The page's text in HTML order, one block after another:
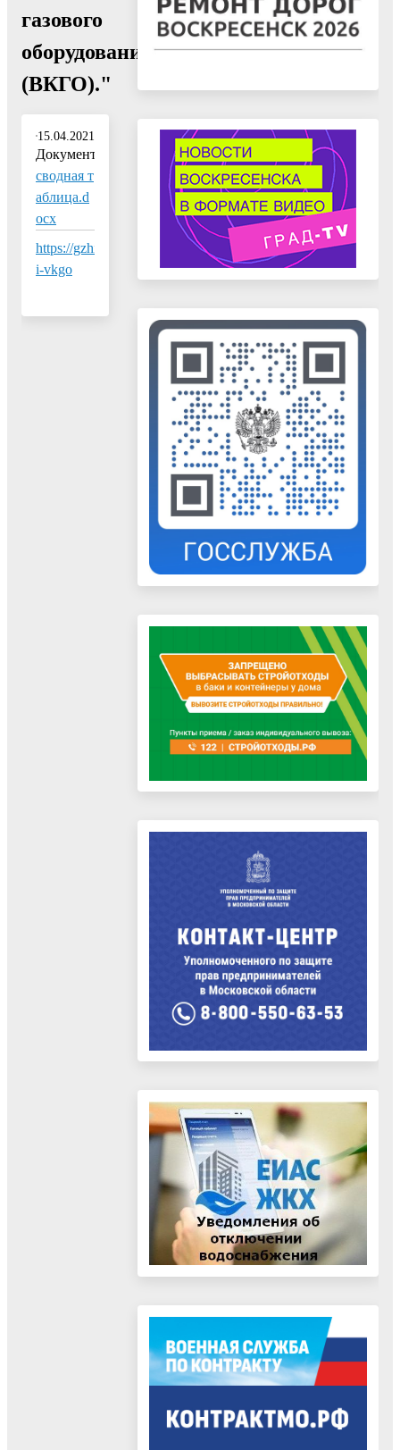
газового
оборудования
(ВКГО)."
15.04.2021
Документ:
сводная т
аблица.d
ocx
https://gzhi.mosreg.ru/dokumenty/vdgo-
i-vkgo